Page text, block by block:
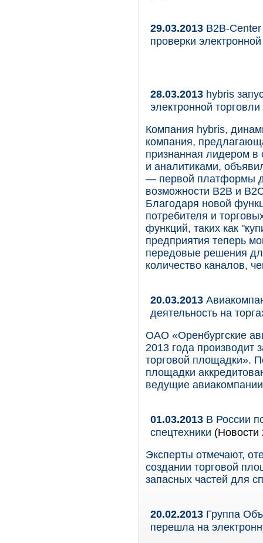
29.03.2013 B2B-
проверки
28.03.2013 hybris
электронной торговли
Компания hybris,
компания,
признанная лидером
и аналитиками,
— первой платформы
возможности B2B и
Благодаря новой
потребителя и
функций, таких как
предприятия теперь
передовые решения
количество каналов,
20.03.2013
деятельность на
ОАО «Оренбургские
2013 года производит
торговой площадки».
площадки
ведущие
01.03.2013 В России
спецтехники (Новости
Эксперты отмечают,
создании торговой
запасных частей для
20.02.2013 Группа
перешла на